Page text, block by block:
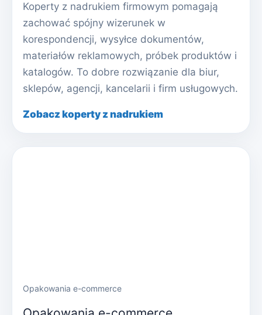
Koperty z nadrukiem firmowym pomagają
zachować spójny wizerunek w
korespondencji, wysyłce dokumentów,
materiałów reklamowych, próbek produktów i
katalogów. To dobre rozwiązanie dla biur,
sklepów, agencji, kancelarii i firm usługowych.
Zobacz koperty z nadrukiem
Opakowania e-commerce